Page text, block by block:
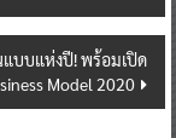
บบแห่งปี! พร้อมเปิด
Model 2020